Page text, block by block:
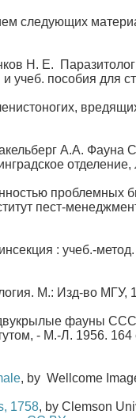
следующих
Н. Е.
учеб. пособия для
А.А.
проблемных
пест-
: учеб.-
М.: Изд-во МГУ,
фауны
- М.-Л. 1956. 164
, by Wellcome
1758, by Clemson